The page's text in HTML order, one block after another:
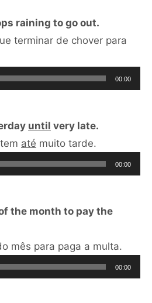
raining to go out.
terminar de chover para
00:00
until very late.
até muito tarde.
de
áudio
00:00
the month to pay the
mês para paga a multa.
de
áudio
00:00